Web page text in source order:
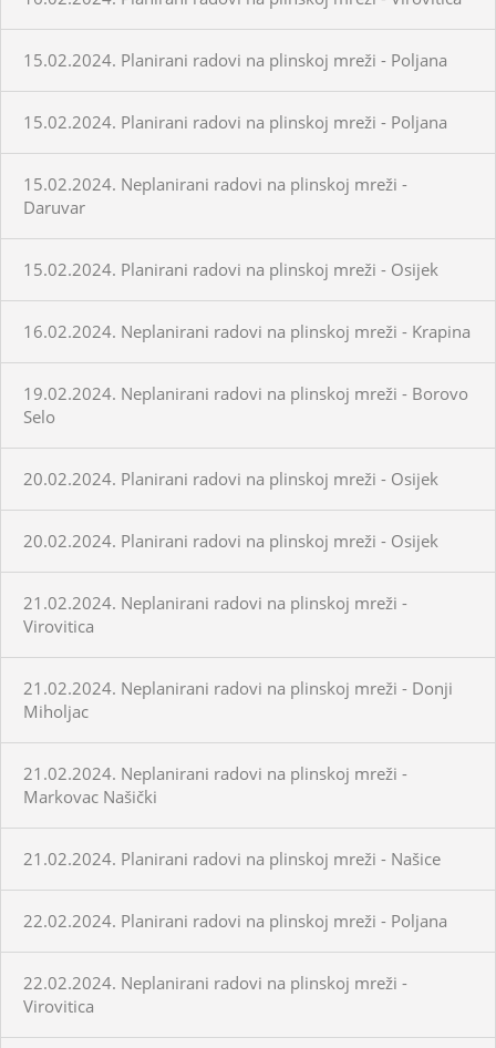
15.02.2024. Planirani radovi na plinskoj mreži - Poljana
15.02.2024. Planirani radovi na plinskoj mreži - Poljana
15.02.2024. Neplanirani radovi na plinskoj mreži -
Daruvar
15.02.2024. Planirani radovi na plinskoj mreži - Osijek
16.02.2024. Neplanirani radovi na plinskoj mreži - Krapina
19.02.2024. Neplanirani radovi na plinskoj mreži - Borovo
Selo
20.02.2024. Planirani radovi na plinskoj mreži - Osijek
20.02.2024. Planirani radovi na plinskoj mreži - Osijek
21.02.2024. Neplanirani radovi na plinskoj mreži -
Virovitica
21.02.2024. Neplanirani radovi na plinskoj mreži - Donji
Miholjac
21.02.2024. Neplanirani radovi na plinskoj mreži -
Markovac Našički
21.02.2024. Planirani radovi na plinskoj mreži - Našice
22.02.2024. Planirani radovi na plinskoj mreži - Poljana
22.02.2024. Neplanirani radovi na plinskoj mreži -
Virovitica